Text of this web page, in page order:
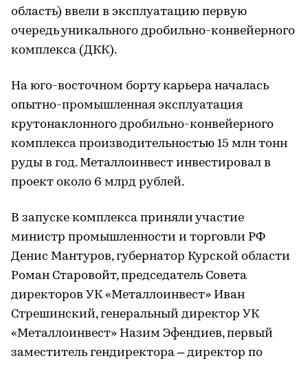
область) ввели в эксплуатацию первую
очередь уникального дробильно-конвейерного
комплекса (ДКК).
На юго-восточном борту карьера началась
опытно-промышленная эксплуатация
крутонаклонного дробильно-конвейерного
комплекса производительностью 15 млн тонн
руды в год. Металлоинвест инвестировал в
проект около 6 млрд рублей.
В запуске комплекса приняли участие
министр промышленности и торговли РФ
Денис Мантуров, губернатор Курской области
Роман Старовойт, председатель Совета
директоров УК «Металлоинвест» Иван
Стрешинский, генеральный директор УК
«Металлоинвест» Назим Эфендиев, первый
заместитель гендиректора – директор по